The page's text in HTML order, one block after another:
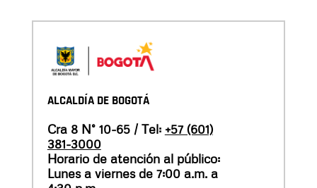
ALCALDÍA DE BOGOTÁ
Cra 8 N° 10-65 / Tel: +57 (601)
381-3000
Horario de atención al público:
Lunes a viernes de 7:00 a.m. a